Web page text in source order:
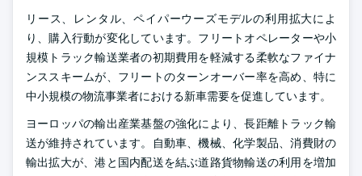
リース、レンタル、ペイパーウーズモデルの利用拡大によ
り、購入行動が変化しています。フリートオペレーターや小
規模トラック輸送業者の初期費用を軽減する柔軟なファイナ
ンススキームが、フリートのターンオーバー率を高め、特に
中小規模の物流事業者における新車需要を促進しています。
ヨーロッパの輸出産業基盤の強化により、長距離トラック輸
送が維持されています。自動車、機械、化学製品、消費財の
輸出拡大が、港と国内配送を結ぶ道路貨物輸送の利用を増加